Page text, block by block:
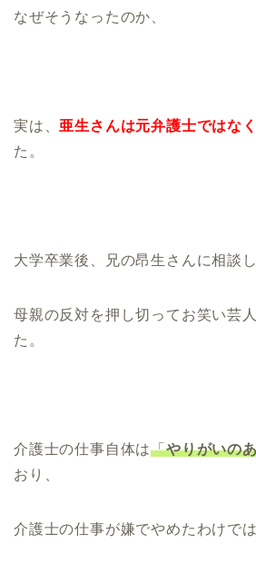
なぜそうなったのか、
実は、 亜生さんは元弁護士ではな
た。
大学卒業後、兄の昂生さんに相談し
母親の反対を押し切ってお笑い芸
た。
介護士の仕事自体は「やりがいの
おり、
介護士の仕事が嫌でやめたわけで